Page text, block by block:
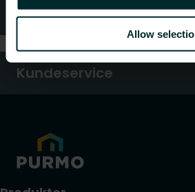
Allow
FAQ (Ofte stilte
Kundeservice